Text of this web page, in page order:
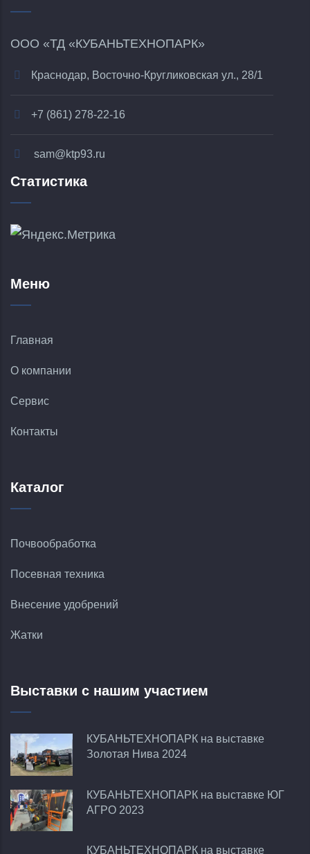
ООО «ТД «КУБАНЬТЕХНОПАРК»
Краснодар, Восточно-Кругликовская ул., 28/1
+7 (861) 278-22-16
sam@ktp93.ru
Статистика
Меню
Главная
О компании
Сервис
Контакты
Каталог
Почвообработка
Посевная техника
Внесение удобрений
Жатки
Выставки с нашим участием
КУБАНЬТЕХНОПАРК на выставке
Золотая Нива 2024
КУБАНЬТЕХНОПАРК на выставке ЮГ
АГРО 2023
КУБАНЬТЕХНОПАРК на выставке